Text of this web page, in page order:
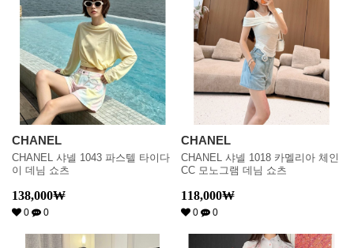
CHANEL
CHANEL 샤넬 1043 파스텔 타이다
이 데님 쇼츠
138,000₩
0 0
CHANEL
CHANEL 샤넬 1018 카멜리아 체인
CC 모노그램 데님 쇼츠
118,000₩
0 0